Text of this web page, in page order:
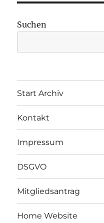
Suchen
Start Archiv
Kontakt
Impressum
DSGVO
Mitgliedsantrag
Home Website